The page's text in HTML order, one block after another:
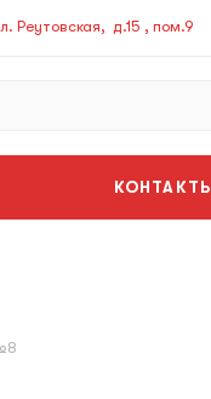
Реутовская, д.15 , пом.9
КОНТАКТЫ